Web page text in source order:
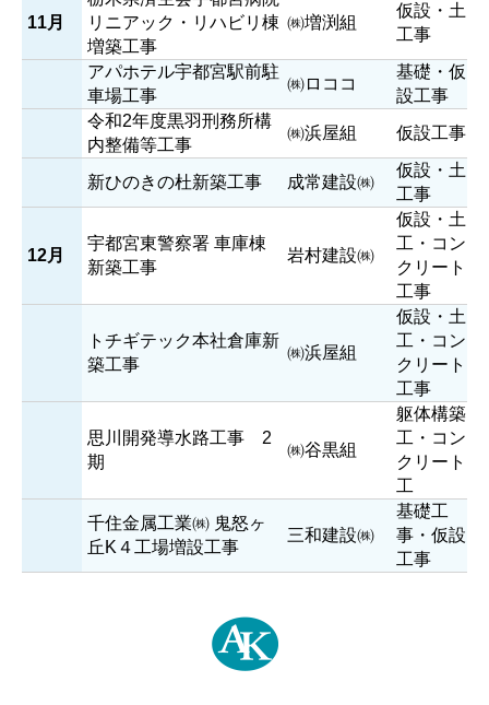
11月
リニアック・リハビリ棟
増築工事
㈱増渕組
仮設・土
工事
アパホテル宇都宮駅前駐
車場工事
㈱ロココ
基礎・仮
設工事
令和2年度黒羽刑務所構
内整備等工事
㈱浜屋組 仮設工事
新ひのきの杜新築工事 成常建設㈱
仮設・土
工事
12月
宇都宮東警察署 車庫棟
新築工事
岩村建設㈱
仮設・土
工・コン
クリート
工事
トチギテック本社倉庫新
築工事
㈱浜屋組
仮設・土
工・コン
クリート
工事
思川開発導水路工事 2
期
㈱谷黒組
躯体構築
工・コン
クリート
工
千住金属工業㈱ 鬼怒ヶ
丘K４工場増設工事
三和建設㈱
基礎工
事・仮設
工事